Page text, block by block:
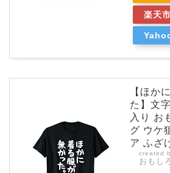
楽天
【ほか
た】文
入り お
グ ウケ
ア ふざ
created
おもし